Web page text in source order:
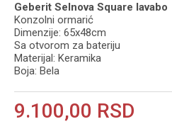
Geberit Selnova Square lavabo
Konzolni ormarić
Dimenzije: 65x48cm
Sa otvorom za bateriju
Materijal: Keramika
Boja: Bela
9.100,00 RSD